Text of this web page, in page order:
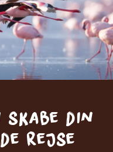
skabe din
rejse